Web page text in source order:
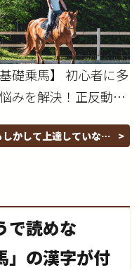
基礎乗馬】 初心者に多
みを解決！正反動が
しかして上達していな
で読めな
」の漢字が付